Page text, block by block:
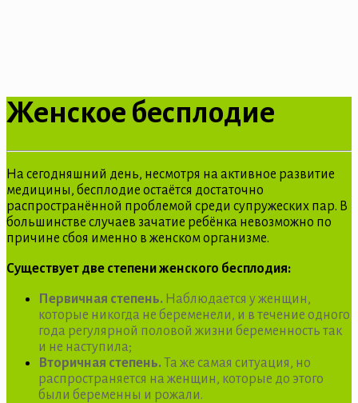
Женское бесплодие
На сегодняшний день, несмотря на активное развитие
медицины, бесплодие остаётся достаточно
распространённой проблемой среди супружеских пар. В
большинстве случаев зачатие ребёнка невозможно по
причине сбоя именно в женском организме.
Существует две степени женского бесплодия:
Первичная степень. Наблюдается у женщин,
которые никогда не беременели, и в течение одного
года регулярной половой жизни беременность так
и не наступила;
Вторичная степень. Та же самая ситуация, но
распространяется на женщин, которые до этого
были беременны и рожали.